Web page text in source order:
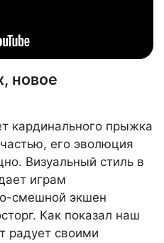
новое
кардинального прыжка
его эволюция
Визуальный стиль в
играм
смешной экшен
Как показал наш
радует своими